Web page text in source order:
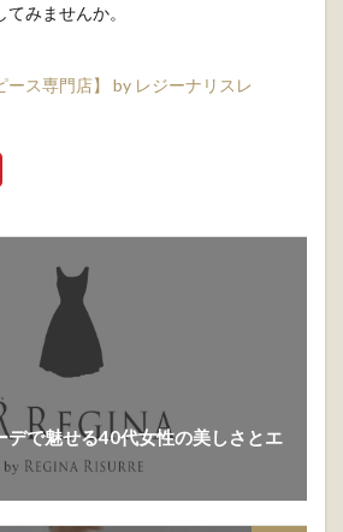
みませんか。
ース専門店】 by レジーナリスレ
デで魅せる40代女性の美しさとエ